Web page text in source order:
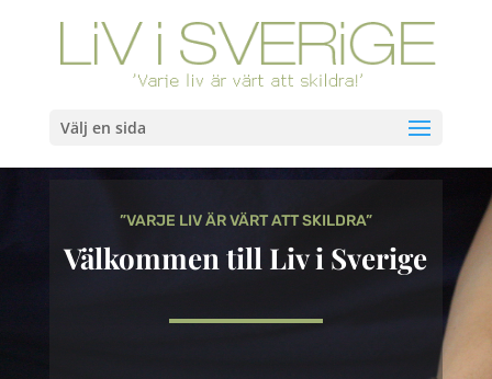
Välj en sida
”VARJE LIV ÄR VÄRT ATT SKILDRA”
Välkommen till Liv i Sverige